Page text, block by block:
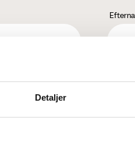
Detaljer
af mine